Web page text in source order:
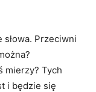
Przeciwni
mierzy? Tych
i będzie się